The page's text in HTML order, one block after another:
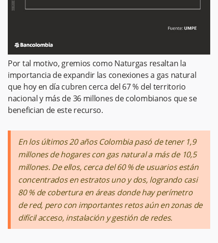
Por tal motivo, gremios como Naturgas resaltan la
importancia de expandir las conexiones a gas natural
que hoy en día cubren cerca del 67 % del territorio
nacional y más de 36 millones de colombianos que se
benefician de este recurso.
En los últimos 20 años Colombia pasó de tener 1,9
millones de hogares con gas natural a más de 10,5
millones. De ellos, cerca del 60 % de usuarios están
concentrados en estratos uno y dos, logrando casi
80 % de cobertura en áreas donde hay perímetro
de red, pero con importantes retos aún en zonas de
difícil acceso, instalación y gestión de redes.